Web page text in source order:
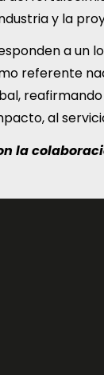
y la
a un
referente
al
la